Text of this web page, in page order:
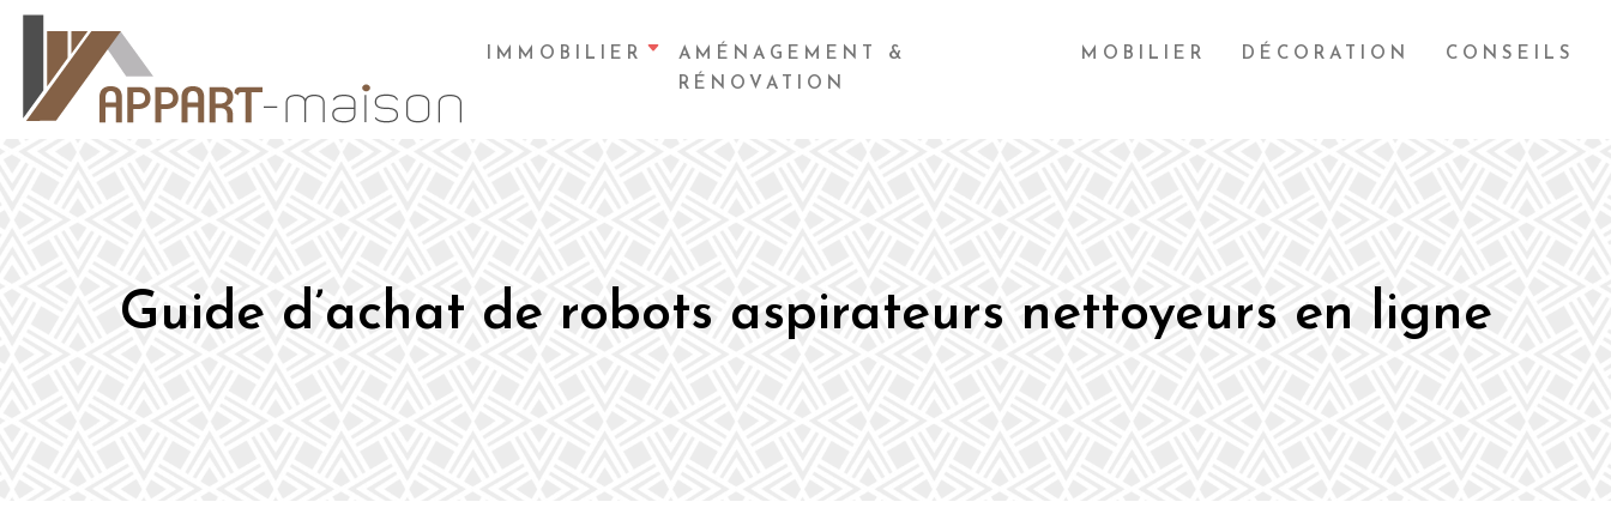
IMMOBILIER
AMÉNAGEMENT &
RÉNOVATION
MOBILIER DÉCORATION CONSEILS
Guide d’achat de robots aspirateurs nettoyeurs en ligne